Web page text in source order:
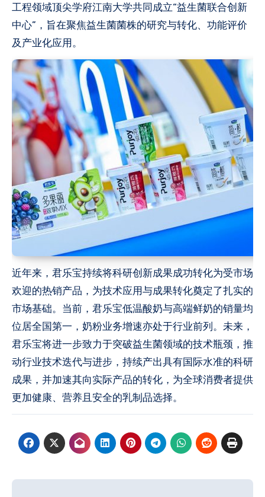
工程领域顶尖学府江南大学共同成立“益生菌联合创新
中心”，旨在聚焦益生菌菌株的研究与转化、功能评价
及产业化应用。
近年来，君乐宝持续将科研创新成果成功转化为受市场
欢迎的热销产品，为技术应用与成果转化奠定了扎实的
市场基础。当前，君乐宝低温酸奶与高端鲜奶的销量均
位居全国第一，奶粉业务增速亦处于行业前列。未来，
君乐宝将进一步致力于突破益生菌领域的技术瓶颈，推
动行业技术迭代与进步，持续产出具有国际水准的科研
成果，并加速其向实际产品的转化，为全球消费者提供
更加健康、营养且安全的乳制品选择。